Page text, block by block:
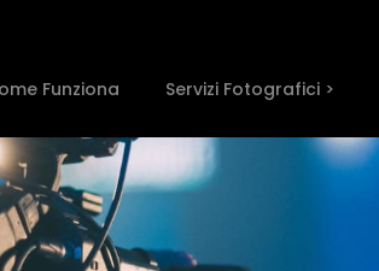
Funziona Servizi Fotografici >